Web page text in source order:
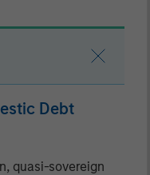
Debt
quasi-sovereign